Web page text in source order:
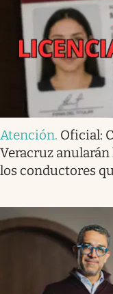
Atención. Oficial:
Veracruz
los conductores